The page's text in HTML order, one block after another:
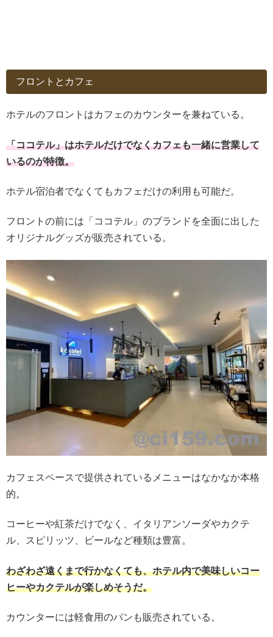
フロントとカフェ
ホテルのフロントはカフェのカウンターを兼ねている。
「ココテル」はホテルだけでなくカフェも一緒に営業して
いるのが特徴。
ホテル宿泊者でなくてもカフェだけの利用も可能だ。
フロントの前には「ココテル」のブランドを全面に出した
オリジナルグッズが販売されている。
カフェスペースで提供されているメニューはなかなか本格
的。
コーヒーや紅茶だけでなく、イタリアンソーダやカクテ
ル、スピリッツ、ビールなど種類は豊富。
わざわざ遠くまで行かなくても、ホテル内で美味しいコー
ヒーやカクテルが楽しめそうだ。
カウンターには軽食用のパンも販売されている。